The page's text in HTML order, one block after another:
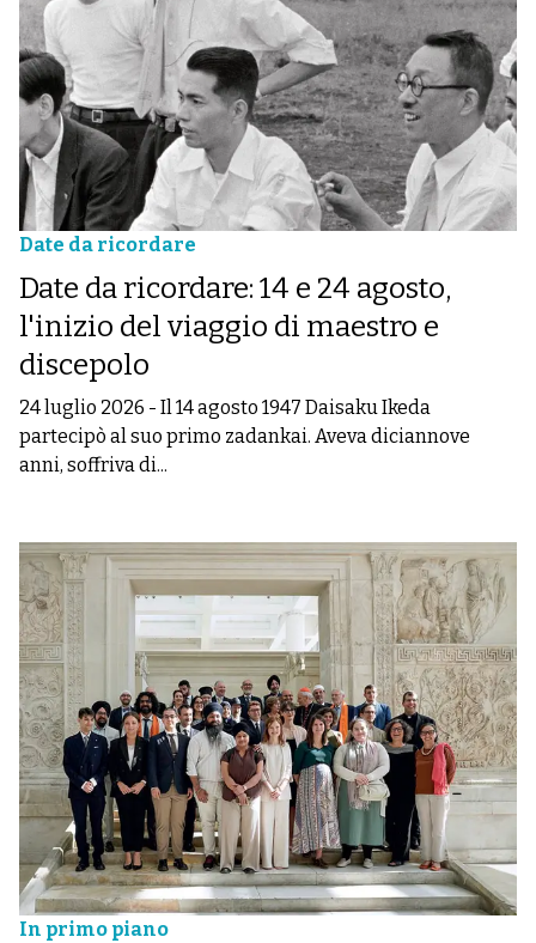
Date da ricordare
Date da ricordare: 14 e 24 agosto,
l'inizio del viaggio di maestro e
discepolo
24 luglio 2026 - Il 14 agosto 1947 Daisaku Ikeda
partecipò al suo primo zadankai. Aveva diciannove
anni, soffriva di...
In primo piano